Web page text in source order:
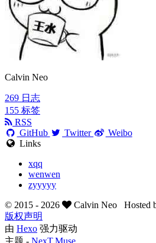
Calvin Neo
269 日志
155 标签
RSS
GitHub
Twitter
Weibo
Links
xqq
wenwen
zyyyyy
© 2015 - 2026 Calvin Neo Hosted
版权声明
由 Hexo 强力驱动
主题 - NexT.Muse